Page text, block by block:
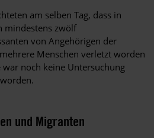
am selben Tag, dass in
mindestens zwölf
von Angehörigen der
Menschen verletzt worden
war noch keine Untersuchung
und Migranten